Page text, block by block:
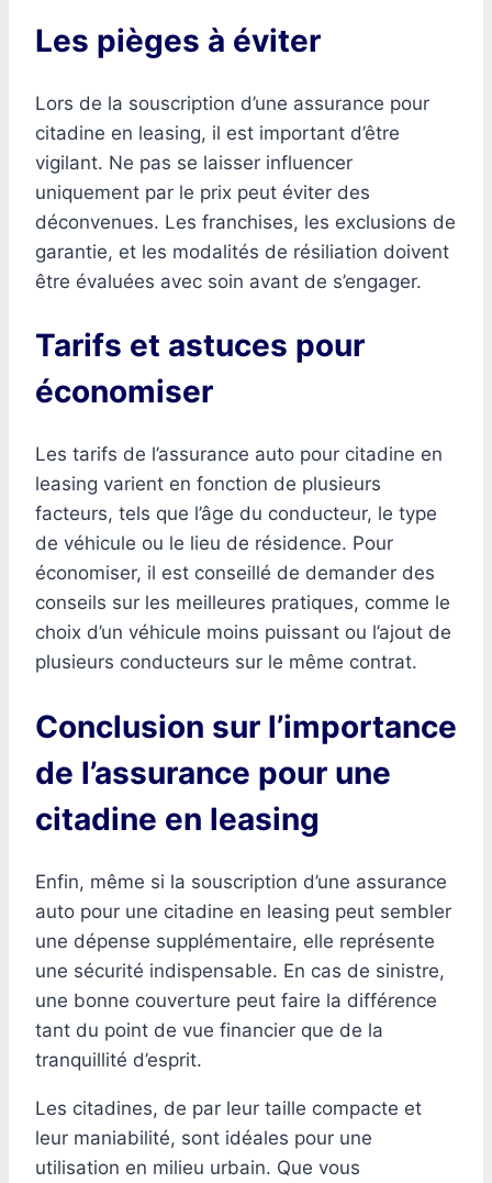
Les pièges à éviter
Lors de la souscription d’une assurance pour
citadine en leasing, il est important d’être
vigilant. Ne pas se laisser influencer
uniquement par le prix peut éviter des
déconvenues. Les franchises, les exclusions de
garantie, et les modalités de résiliation doivent
être évaluées avec soin avant de s’engager.
Tarifs et astuces pour
économiser
Les tarifs de l’assurance auto pour citadine en
leasing varient en fonction de plusieurs
facteurs, tels que l’âge du conducteur, le type
de véhicule ou le lieu de résidence. Pour
économiser, il est conseillé de demander des
conseils sur les meilleures pratiques, comme le
choix d’un véhicule moins puissant ou l’ajout de
plusieurs conducteurs sur le même contrat.
Conclusion sur l’importance
de l’assurance pour une
citadine en leasing
Enfin, même si la souscription d’une assurance
auto pour une citadine en leasing peut sembler
une dépense supplémentaire, elle représente
une sécurité indispensable. En cas de sinistre,
une bonne couverture peut faire la différence
tant du point de vue financier que de la
tranquillité d’esprit.
Les citadines, de par leur taille compacte et
leur maniabilité, sont idéales pour une
utilisation en milieu urbain. Que vous